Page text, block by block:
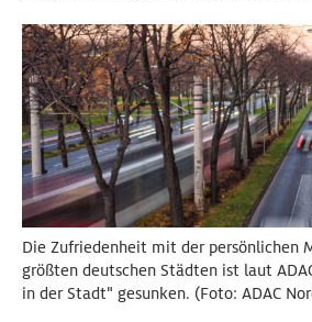
Die Zufriedenheit mit der persönlichen
größten deutschen Städten ist laut
in der Stadt" gesunken. (Foto: ADAC